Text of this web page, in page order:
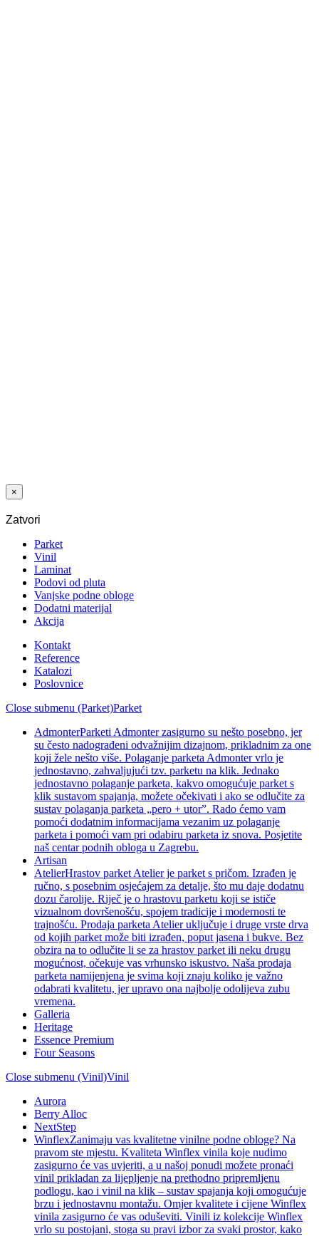
×
Zatvori
Parket
Vinil
Laminat
Podovi od pluta
Vanjske podne obloge
Dodatni materijal
Akcija
Kontakt
Reference
Katalozi
Poslovnice
Close submenu (Parket)Parket
AdmonterParketi Admonter zasigurno su nešto posebno, jer
su često nadograđeni odvažnijim dizajnom, prikladnim za one
koji žele nešto više. Polaganje parketa Admonter vrlo je
jednostavno, zahvaljujući tzv. parketu na klik. Jednako
jednostavno polaganje parketa, kakvo omogućuje parket s
klik sustavom spajanja, možete očekivati i ako se odlučite za
sustav polaganja parketa „pero + utor”. Rado ćemo vam
pomoći dodatnim informacijama vezanim uz polaganje
parketa i pomoći vam pri odabiru parketa iz snova. Posjetite
naš centar podnih obloga u Zagrebu.
Artisan
AtelierHrastov parket Atelier je parket s pričom. Izrađen je
ručno, s posebnim osjećajem za detalje, što mu daje dodatnu
dozu čarolije. Riječ je o hrastovu parketu koji se ističe
vizualnom dovršenošću, spojem tradicije i modernosti te
trajnošću. Prodaja parketa Atelier uključuje i druge vrste drva
od kojih parket može biti izrađen, poput jasena i bukve. Bez
obzira na to odlučite li se za hrastov parket ili neku drugu
mogućnost, očekuje vas vrhunsko iskustvo. Naša prodaja
parketa namijenjena je svima koji znaju koliko je važno
odabrati kvalitetu, jer upravo ona najbolje odolijeva zubu
vremena.
Galleria
Heritage
Essence Premium
Four Seasons
Close submenu (Vinil)Vinil
Aurora
Berry Alloc
NextStep
WinflexZanimaju vas kvalitetne vinilne podne obloge? Na
pravom ste mjestu. Kvaliteta Winflex vinila koje nudimo
zasigurno će vas uvjeriti, a u našoj ponudi možete pronaći
vinil prikladan za lijepljenje na prethodno pripremljenu
podlogu, kao i vinil na klik – sustav spajanja koji omogućuje
brzu i jednostavnu montažu. Omjer kvalitete i cijene Winflex
vinila zasigurno će vas oduševiti. Vinili iz kolekcije Winflex
vrlo su postojani, stoga su pravi izbor za svaki prostor, kako